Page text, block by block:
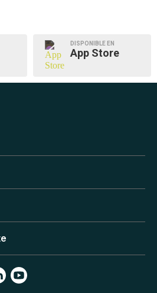
DISPONIBLE EN
App Store